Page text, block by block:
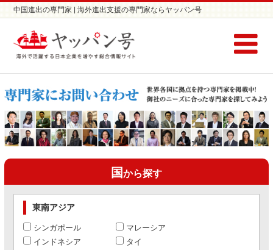
中国進出の専門家 | 海外進出支援の専門家ならヤッパン号
国から探す
東南アジア
シンガポール
マレーシア
インドネシア
タイ